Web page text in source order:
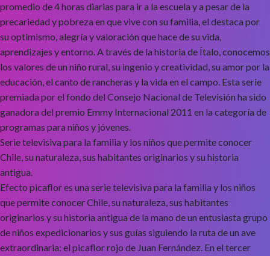
promedio de 4 horas diarias para ir a la escuela y a pesar de la
precariedad y pobreza en que vive con su familia, el destaca por
su optimismo, alegría y valoración que hace de su vida,
aprendizajes y entorno. A través de la historia de Ítalo, conocemos
los valores de un niño rural, su ingenio y creatividad, su amor por la
educación, el canto de rancheras y la vida en el campo. Esta serie
premiada por el fondo del Consejo Nacional de Televisión ha sido
ganadora del premio Emmy Internacional 2011 en la categoría de
programas para niños y jóvenes.
Serie televisiva para la familia y los niños que permite conocer
Chile, su naturaleza, sus habitantes originarios y su historia
antigua.
Efecto picaflor es una serie televisiva para la familia y los niños
que permite conocer Chile, su naturaleza, sus habitantes
originarios y su historia antigua de la mano de un entusiasta grupo
de niños expedicionarios y sus guías siguiendo la ruta de un ave
extraordinaria: el picaflor rojo de Juan Fernández. En el tercer